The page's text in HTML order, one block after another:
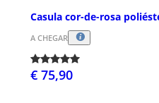
Casula cor-de-rosa
A CHEGAR
€ 75,90